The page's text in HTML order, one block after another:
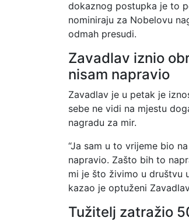
dokaznog postupka je to
nominiraju za Nobelovu
odmah presudi.
Zavadlav iznio
nisam napravio
Zavadlav je u petak je
sebe ne vidi na mjestu
nagradu za mir.
“Ja sam u to vrijeme bio
napravio. Zašto bih to
mi je što živimo u društvu
kazao je optuženi
Tužitelj zatražio